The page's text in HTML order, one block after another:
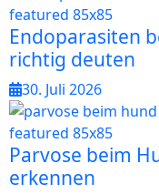
Endoparasiten
richtig deuten
30. Juli 2026
Parvose beim
erkennen